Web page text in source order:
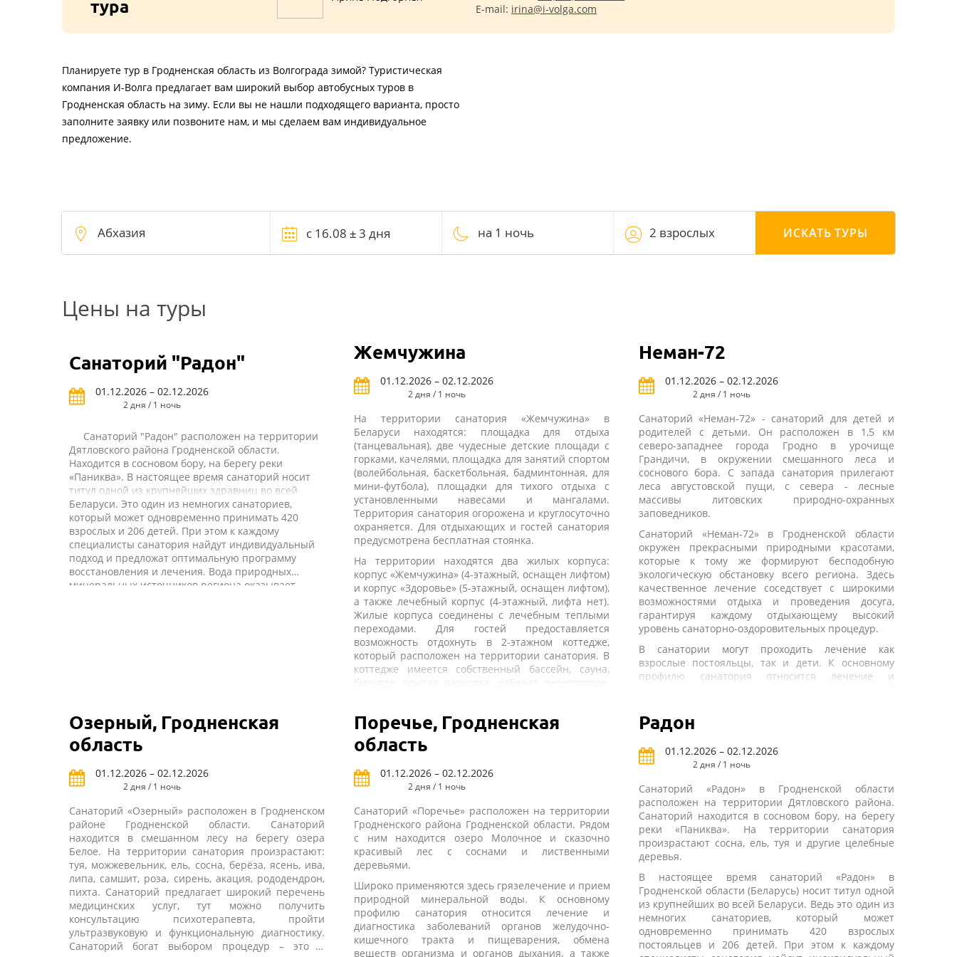
тура
E-mail: irina@i-volga.com
Планируете тур в Гродненская область из Волгограда зимой? Туристическая
компания И-Волга предлагает вам широкий выбор автобусных туров в
Гродненская область на зиму. Если вы не нашли подходящего варианта, просто
заполните заявку или позвоните нам, и мы сделаем вам индивидуальное
предложение.
на 1 ночь 2 взрослых ИСКАТЬ ТУРЫ
Цены на туры
Санаторий "Радон"
01.12.2026 – 02.12.2026
2 дня / 1 ночь
Санаторий "Радон" расположен на территории
Дятловского района Гродненской области.
Находится в сосновом бору, на берегу реки
«Паниква». В настоящее время санаторий носит
титул одной из крупнейших здравниц во всей
Беларуси. Это один из немногих санаториев,
который может одновременно принимать 420
взрослых и 206 детей. При этом к каждому
специалисты санатория найдут индивидуальный
подход и предложат оптимальную программу
восстановления и лечения. Вода природных
минеральных источников региона оказывает
Жемчужина
01.12.2026 – 02.12.2026
2 дня / 1 ночь
На территории санатория «Жемчужина» в
Беларуси находятся: площадка для отдыха
(танцевальная), две чудесные детские площади с
горками, качелями, площадка для занятий спортом
(волейбольная, баскетбольная, бадминтонная, для
мини-футбола), площадки для тихого отдыха с
установленными навесами и мангалами.
Территория санатория огорожена и круглосуточно
охраняется. Для отдыхающих и гостей санатория
предусмотрена бесплатная стоянка.
На территории находятся два жилых корпуса:
корпус «Жемчужина» (4-этажный, оснащен лифтом)
и корпус «Здоровье» (5-этажный, оснащен лифтом),
а также лечебный корпус (4-этажный, лифта нет).
Жилые корпуса соединены с лечебным теплыми
переходами. Для гостей предоставляется
возможность отдохнуть в 2-этажном коттедже,
который расположен на территории санатория. В
коттедже имеется собственный бассейн, сауна,
бильярд, крытая парковка, кабинет переговоров,
для отдыха и встречи с деловыми партнерами.
Неман-72
01.12.2026 – 02.12.2026
2 дня / 1 ночь
Санаторий «Неман-72» - санаторий для детей и
родителей с детьми. Он расположен в 1,5 км
северо-западнее города Гродно в урочище
Грандичи, в окружении смешанного леса и
соснового бора. С запада санатория прилегают
леса августовской пущи, с севера - лесные
массивы литовских природно-охранных
заповедников.
Санаторий «Неман-72» в Гродненской области
окружен прекрасными природными красотами,
которые к тому же формируют бесподобную
экологическую обстановку всего региона. Здесь
качественное лечение соседствует с широкими
возможностями отдыха и проведения досуга,
гарантируя каждому отдыхающему высокий
уровень санаторно-оздоровительных процедур.
В санатории могут проходить лечение как
взрослые постояльцы, так и дети. К основному
профилю санатория относится лечение и
пищеварения и эндокринной системы.
Расстройства питания и нарушения обмена
веществ у взрослых и детей, болезней
периферической нервной системы, болезней
костно-мышечной системы и соединительной
ткани.
В состав санатория входят три корпуса с жилыми
комнатами, лечебный корпус, столовая и
административное здание. Такая развитая
инфраструктура позволяет одновременно
размещать на территории санатория до 360
человек. Для проживания всем отдыхающим могут
быть предложены номера однокомнатного типа,
вмещающие в себя двоих или троих постояльцев
одновременно.
В инфраструктуру санатория входят крытый
бассейн и библиотека, спортивный зал, а также
Озерный, Гродненская
область
01.12.2026 – 02.12.2026
2 дня / 1 ночь
Санаторий «Озерный» расположен в Гродненском
районе Гродненской области. Санаторий
находится в смешанном лесу на берегу озера
Белое. На территории санатория произрастают:
туя, можжевельник, ель, сосна, берёза, ясень, ива,
липа, самшит, роза, сирень, акация, рододендрон,
пихта. Санаторий предлагает широкий перечень
медицинских услуг, тут можно получить
консультацию психотерапевта, пройти
ультразвуковую и функциональную диагностику.
Санаторий богат выбором процедур – это и
Поречье, Гродненская
область
01.12.2026 – 02.12.2026
2 дня / 1 ночь
Санаторий «Поречье» расположен на территории
Гродненского района Гродненской области. Рядом
с ним находится озеро Молочное и сказочно
красивый лес с соснами и лиственными
деревьями.
Широко применяются здесь грязелечение и прием
природной минеральной воды. К основному
профилю санатория относится лечение и
диагностика заболеваний органов желудочно-
кишечного тракта и пищеварения, обмена
веществ организма и органов дыхания, а также
Радон
01.12.2026 – 02.12.2026
2 дня / 1 ночь
Санаторий «Радон» в Гродненской области
расположен на территории Дятловского района.
Санаторий находится в сосновом бору, на берегу
реки «Паниква». На территории санатория
произрастают сосна, ель, туя и другие целебные
деревья.
В настоящее время санаторий «Радон» в
Гродненской области (Беларусь) носит титул одной
из крупнейших во всей Беларуси. Ведь это один из
немногих санаториев, который может
одновременно принимать 420 взрослых
постояльцев и 206 детей. При этом к каждому